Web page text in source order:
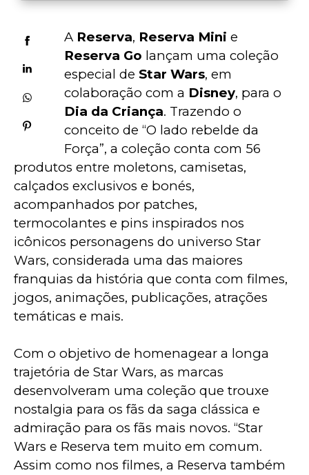
A Reserva, Reserva Mini e
Reserva Go lançam uma coleção
especial de Star Wars, em
colaboração com a Disney, para o
Dia da Criança. Trazendo o
conceito de “O lado rebelde da
Força”, a coleção conta com 56
produtos entre moletons, camisetas,
calçados exclusivos e bonés,
acompanhados por patches,
termocolantes e pins inspirados nos
icônicos personagens do universo Star
Wars, considerada uma das maiores
franquias da história que conta com filmes,
jogos, animações, publicações, atrações
temáticas e mais.
Com o objetivo de homenagear a longa
trajetória de Star Wars, as marcas
desenvolveram uma coleção que trouxe
nostalgia para os fãs da saga clássica e
admiração para os fãs mais novos. “Star
Wars e Reserva tem muito em comum.
Assim como nos filmes, a Reserva também